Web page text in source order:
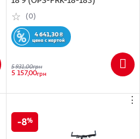
(0)
4 641,30₴
цена с картой
5 931,00грн
5 157,00грн
⋮
8